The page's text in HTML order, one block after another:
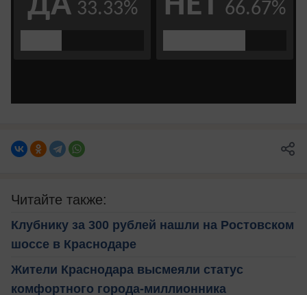
Читайте также:
Клубнику за 300 рублей нашли на Ростовском
шоссе в Краснодаре
Жители Краснодара высмеяли статус
комфортного города-миллионника